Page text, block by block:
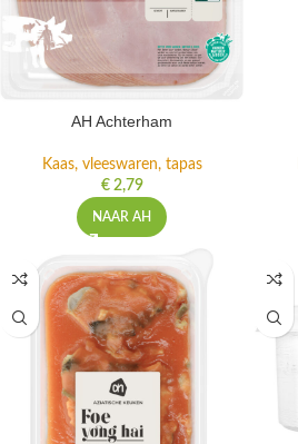
AH Achterham
Kaas, vleeswaren, tapas
€2,79
NAAR AH